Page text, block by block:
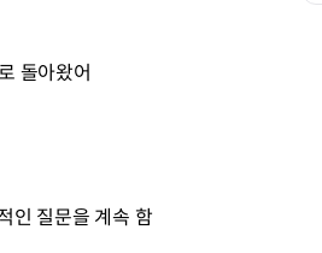
돌아왔어
인 질문을 계속 함